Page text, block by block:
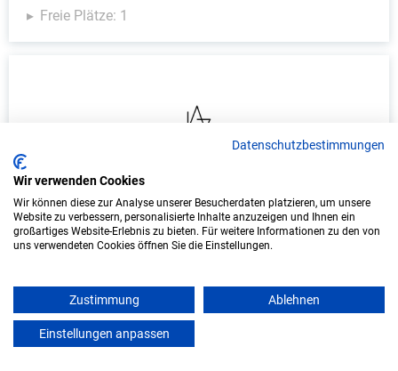
Freie Plätze: 1
Duales Studium Informatik (B.Sc.) am
virtuellen Campus - Interaktiv GmbH
In Kooperation mit IU Duales Studium
(Internationale Hochschule)
Datenschutzbestimmungen
Wir verwenden Cookies
Wir können diese zur Analyse unserer Besucherdaten platzieren, um unsere
Website zu verbessern, personalisierte Inhalte anzuzeigen und Ihnen ein
großartiges Website-Erlebnis zu bieten. Für weitere Informationen zu den von
uns verwendeten Cookies öffnen Sie die Einstellungen.
Zustimmung Ablehnen
Einstellungen anpassen